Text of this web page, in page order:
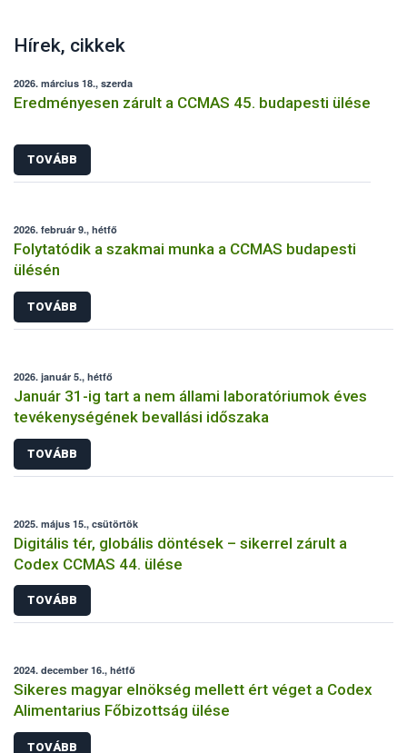
Hírek, cikkek
2026. március 18., szerda
Eredményesen zárult a CCMAS 45. budapesti ülése
TOVÁBB
2026. február 9., hétfő
Folytatódik a szakmai munka a CCMAS budapesti
ülésén
TOVÁBB
2026. január 5., hétfő
Január 31-ig tart a nem állami laboratóriumok éves
tevékenységének bevallási időszaka
TOVÁBB
2025. május 15., csütörtök
Digitális tér, globális döntések – sikerrel zárult a
Codex CCMAS 44. ülése
TOVÁBB
2024. december 16., hétfő
Sikeres magyar elnökség mellett ért véget a Codex
Alimentarius Főbizottság ülése
TOVÁBB